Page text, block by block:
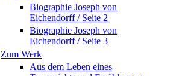
Biographie Joseph von
Eichendorff / Seite 2
Biographie Joseph von
Eichendorff / Seite 3
Zum Werk
Aus dem Leben eines